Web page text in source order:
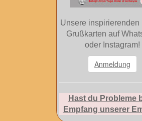
Unsere inspirierenden
Grußkarten auf
oder Instagram!
Anmeldung
Hast du Probleme
Empfang unserer